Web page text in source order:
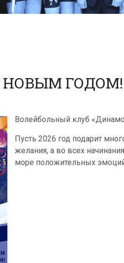
ГОДОМ!
Волейбольный клуб
Пусть 2026 год подарит
желания, а во всех
море положительных